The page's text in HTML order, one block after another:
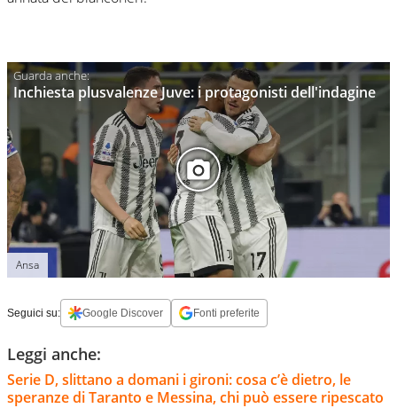
Inchiesta plusvalenze Juve: i protagonisti dell'indagine
Ansa
Seguici su: Google Discover Fonti preferite
Leggi anche:
Serie D, slittano a domani i gironi: cosa c’è dietro, le
speranze di Taranto e Messina, chi può essere ripescato